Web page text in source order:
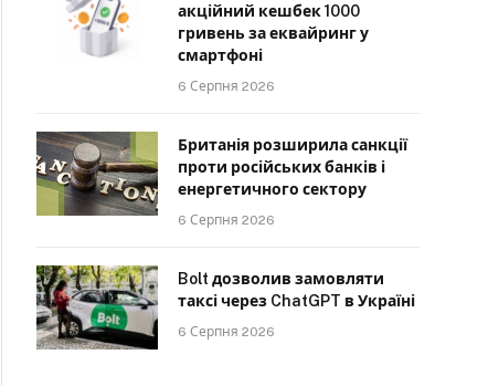
акційний кешбек 1000
гривень за еквайринг у
смартфоні
6 Серпня 2026
Британія розширила санкції
проти російських банків і
енергетичного сектору
6 Серпня 2026
Bolt дозволив замовляти
таксі через ChatGPT в Україні
6 Серпня 2026